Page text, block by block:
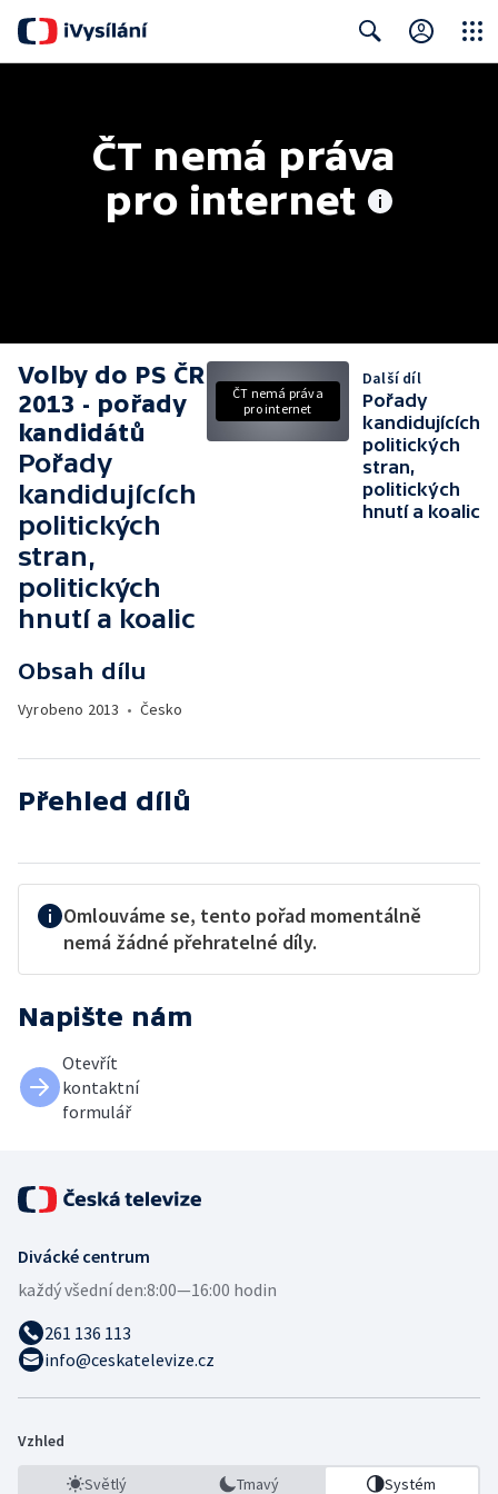
ČT nemá práva
pro internet
Volby do PS ČR
2013 - pořady
kandidátů
Pořady
kandidujících
politických
stran,
politických
hnutí a koalic
Obsah dílu
Vyrobeno 2013 • Česko
ČT nemá práva
pro internet
Další díl
Pořady
kandidujících
politických
stran,
politických
hnutí a koalic
Přehled dílů
Omlouváme se, tento pořad momentálně
nemá žádné přehratelné díly.
Napište nám
Otevřít
kontaktní
formulář
Divácké centrum
každý všední den:8:00—16:00 hodin
261 136 113
info@ceskatelevize.cz
Vzhled
Světlý Tmavý Systém